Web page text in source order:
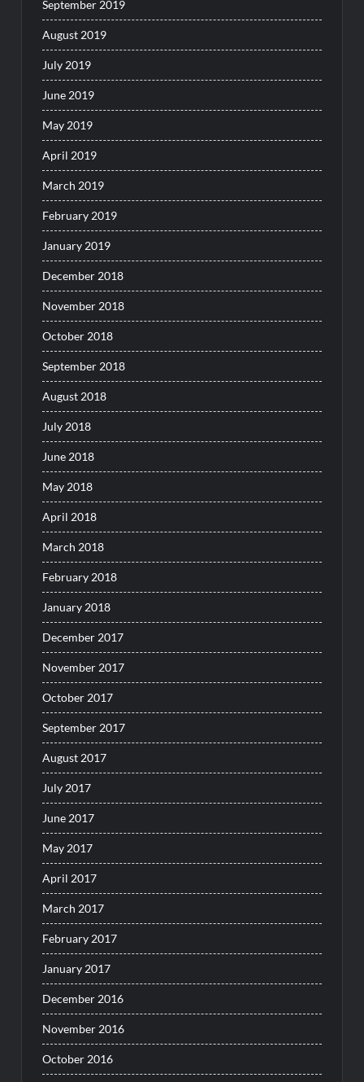
September 2019
August 2019
July 2019
June 2019
May 2019
April 2019
March 2019
February 2019
January 2019
December 2018
November 2018
October 2018
September 2018
August 2018
July 2018
June 2018
May 2018
April 2018
March 2018
February 2018
January 2018
December 2017
November 2017
October 2017
September 2017
August 2017
July 2017
June 2017
May 2017
April 2017
March 2017
February 2017
January 2017
December 2016
November 2016
October 2016